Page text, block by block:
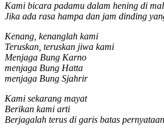
Kami bicara padamu dalam hening di
Jika ada rasa hampa dan jam dinding
Kenang, kenanglah kami
Teruskan, teruskan jiwa kami
Menjaga Bung Karno
menjaga Bung Hatta
menjaga Bung Sjahrir
Kami sekarang mayat
Berikan kami arti
Berjagalah terus di garis batas